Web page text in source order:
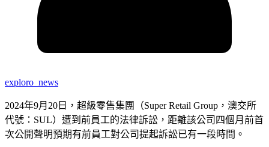
exploro_news
2024年9月20日，超級零售集團（Super Retail Group，澳交所
代號：SUL）遭到前員工的法律訴訟，距離該公司四個月前首
次公開聲明預期有前員工對公司提起訴訟已有一段時間。